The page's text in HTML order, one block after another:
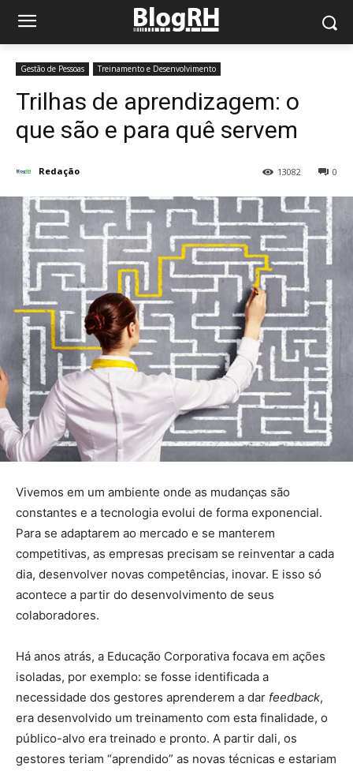
Gestão de Pessoas Treinamento e Desenvolvimento
Trilhas de aprendizagem: o
que são e para quê servem
Redação 0
13082
Vivemos em um ambiente onde as mudanças são
constantes e a tecnologia evolui de forma exponencial.
Para se adaptarem ao mercado e se manterem
competitivas, as empresas precisam se reinventar a cada
dia, desenvolver novas competências, inovar. E isso só
acontece a partir do desenvolvimento de seus
colaboradores.
Há anos atrás, a Educação Corporativa focava em ações
isoladas, por exemplo: se fosse identificada a
necessidade dos gestores aprenderem a dar feedback,
era desenvolvido um treinamento com esta finalidade, o
público-alvo era treinado e pronto. A partir dali, os
gestores teriam “aprendido” as novas técnicas e estariam